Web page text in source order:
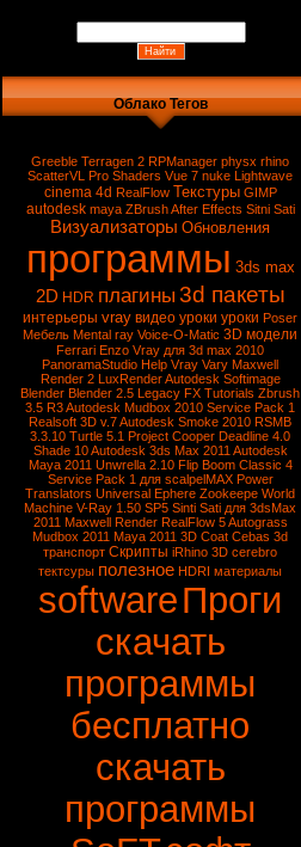
Облако Тегов
Greeble Terragen 2 RPManager physx rhino
ScatterVL Pro Shaders Vue 7 nuke Lightwave
cinema 4d RealFlow Текстуры GIMP
autodesk maya ZBrushAfter Effects Sitni Sati
Визуализаторы Обновления
программы 3ds max
2D HDR плагины 3d пакеты
интерьеры vray видео уроки уроки Poser
Мебель Mental ray Voice-O-Matic 3D модели
Ferrari Enzo Vray для 3d max 2010
PanoramaStudio Help Vray Vary Maxwell
Render 2 LuxRenderAutodesk Softimage
Blender Blender 2.5 Legacy FX Tutorials Zbrush
3.5 R3 Autodesk Mudbox 2010 Service Pack 1
Realsoft 3D v.7 Autodesk Smoke 2010 RSMB
3.3.10 Turtle 5.1 Project Cooper Deadline 4.0
Shade 10Autodesk 3ds Max 2011 Autodesk
Maya 2011 Unwrella 2.10 Flip Boom Classic 4
Service Pack 1 для scalpelMAX Power
Translators Universal Ephere Zookeepe World
Machine V-Ray 1.50 SP5 Sinti Sati для 3dsMax
2011 Maxwell Render RealFlow 5Autograss
Mudbox 2011 Maya 2011 3D Coat Cebas 3d
транспорт Скрипты iRhino 3D cerebro
тектсуры полезное HDRI материалы
softwareПроги
скачать
программы
бесплатно
скачать
программы